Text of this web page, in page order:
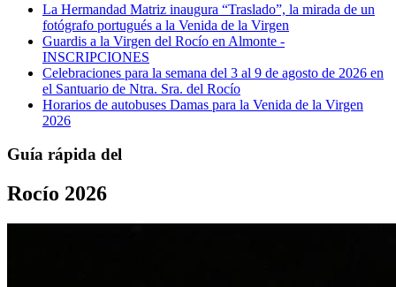
La Hermandad Matriz inaugura “Traslado”, la mirada de un
fotógrafo portugués a la Venida de la Virgen
Guardis a la Virgen del Rocío en Almonte -
INSCRIPCIONES
Celebraciones para la semana del 3 al 9 de agosto de 2026 en
el Santuario de Ntra. Sra. del Rocío
Horarios de autobuses Damas para la Venida de la Virgen
2026
Guía rápida del
Rocío 2026